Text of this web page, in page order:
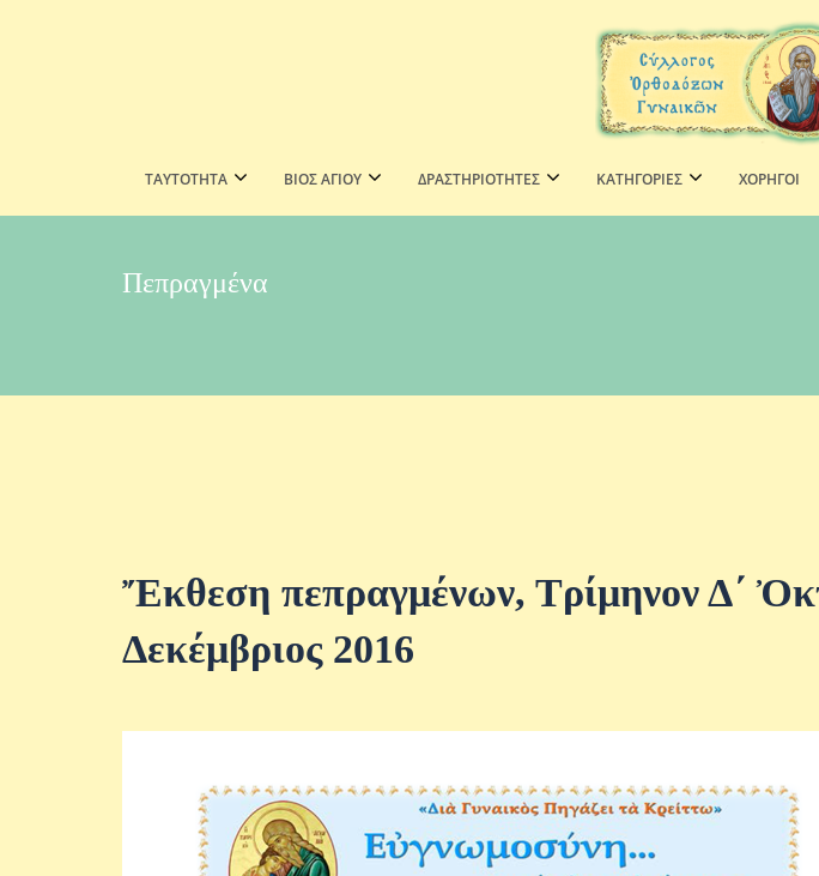
ΤΑΥΤΟΤΗΤΑ ΒΙΟΣ ΑΓΙΟΥ ΔΡΑΣΤΗΡΙΟΤΗΤΕΣ ΚΑΤΗΓΟΡΙΕΣ ΧΟΡΗΓΟΊ
Πεπραγμένα
Ἔκθεση πεπραγμένων, Τρίμηνον Δ΄
Δεκέμβριος 2016